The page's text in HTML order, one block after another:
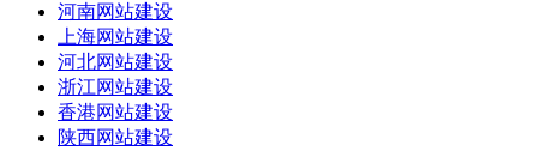
河南网站建设
上海网站建设
河北网站建设
浙江网站建设
香港网站建设
陕西网站建设